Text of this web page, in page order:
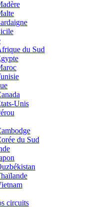
du Sud
Unis
du Sud
circuits